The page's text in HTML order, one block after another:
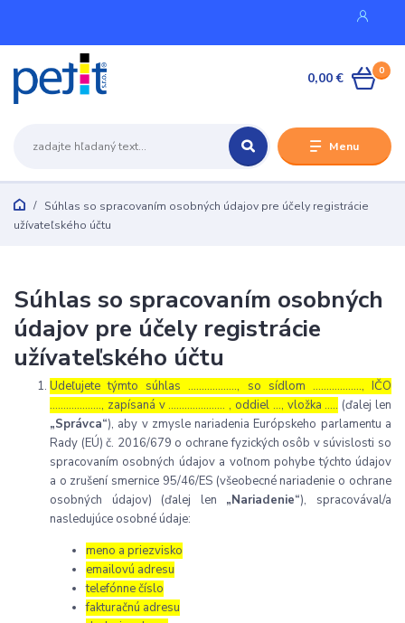
Menu
0
0,00 €
Súhlas so spracovaním osobných údajov pre účely registrácie
užívateľského účtu
Súhlas so spracovaním osobných
údajov pre účely registrácie
užívateľského účtu
Udeľujete týmto súhlas ……………..., so sídlom ………………, IČO
………………., zapísaná v ………………… , oddiel …, vložka ….. (ďalej len
„Správca“), aby v zmysle nariadenia Európskeho parlamentu a
Rady (EÚ) č. 2016/679 o ochrane fyzických osôb v súvislosti so
spracovaním osobných údajov a voľnom pohybe týchto údajov
a o zrušení smernice 95/46/ES (všeobecné nariadenie o ochrane
osobných údajov) (ďalej len „Nariadenie“), spracovával/a
nasledujúce osobné údaje:
meno a priezvisko
emailovú adresu
telefónne číslo
fakturačnú adresu